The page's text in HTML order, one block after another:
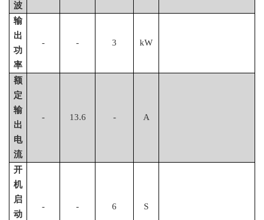
波
输
出
功
率
- - 3 kW
额
定
输
出
电
流
- 13.6 - A
开
机
启
动
- - 6 S